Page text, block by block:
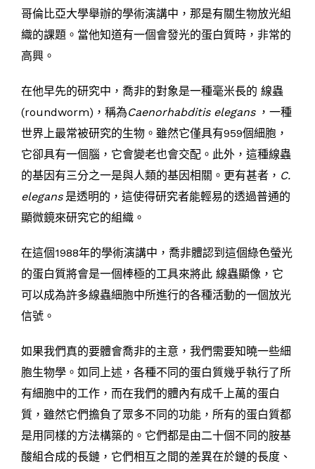
哥倫比亞大學舉辦的學術演講中，那是有關生物放光組
織的課題。當他知道有一個會發光的蛋白質時，非常的
高興。
在他早先的研究中，喬非的對象是一種毫米長的 線蟲
(roundworm)，稱為Caenorhabditis elegans ，一種
世界上最常被研究的生物。雖然它僅具有959個細胞，
它卻具有一個腦，它會變老也會交配。此外，這種線蟲
的基因有三分之一是與人類的基因相關。更有甚者， C.
elegans 是透明的，這使得研究者能輕易的透過普通的
顯微鏡來研究它的組織。
在這個1988年的學術演講中，喬非體認到這個綠色螢光
的蛋白質將會是一個棒極的工具來將此 線蟲顯像，它
可以成為許多線蟲細胞中所進行的各種活動的一個放光
信號。
如果我們真的要體會喬非的主意，我們需要知曉一些細
胞生物學。如同上述，各種不同的蛋白質幾乎執行了所
有細胞中的工作，而在我們的體內有成千上萬的蛋白
質，雖然它們擔負了眾多不同的功能，所有的蛋白質都
是用同樣的方法構築的。它們都是由二十個不同的胺基
酸組合成的長鏈，它們相互之間的差異在於鏈的長度、